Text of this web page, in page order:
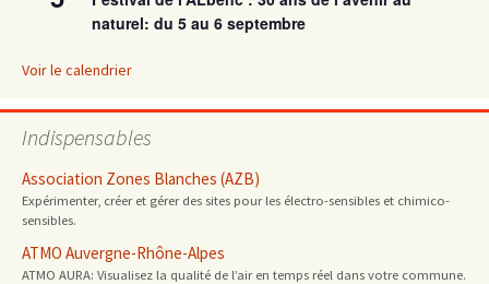
naturel: du 5 au 6 septembre
Voir le calendrier
Indispensables
Association Zones Blanches (AZB)
Expérimenter, créer et gérer des sites pour les électro-sensibles et chimico-
sensibles.
ATMO Auvergne-Rhône-Alpes
ATMO AURA: Visualisez la qualité de l’air en temps réel dans votre commune.